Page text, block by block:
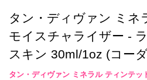
タン・ディヴァン ミネ
モイスチャライザー -
スキン 30ml/1oz (コー
タン・ディヴァン ミネラル ティンテッ